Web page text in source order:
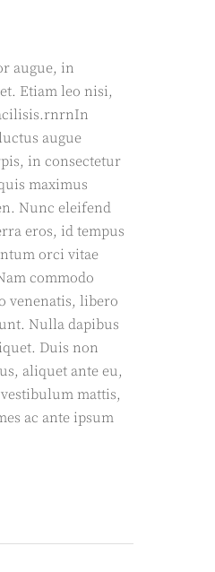
augue, in
Etiam leo nisi,
augue
in consectetur
maximus
Nunc eleifend
eros, id tempus
orci vitae
commodo
venenatis, libero
Nulla dapibus
Duis non
aliquet ante eu,
mattis,
ac ante ipsum